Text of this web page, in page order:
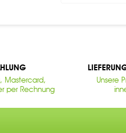
Mastercard,
per Rechnung
Unsere